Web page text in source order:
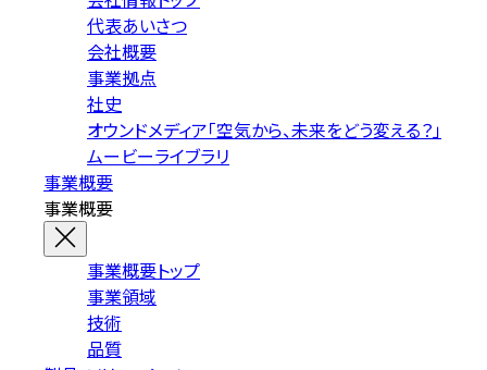
代表あいさつ
会社概要
事業拠点
社史
オウンドメディア「空気から、未来をどう変える？」
ムービーライブラリ
事業概要
事業概要
事業概要トップ
事業領域
技術
品質